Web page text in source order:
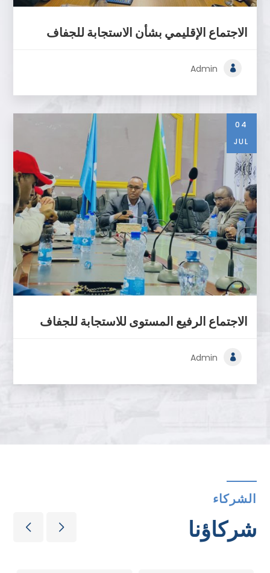
الاجتماع الإقليمي بشأن الاستجابة للجفاف
Admin
الاجتماع الرفيع المستوى للاستجابة للجفاف
Admin
04
JUL
الشركاء
شركاؤنا